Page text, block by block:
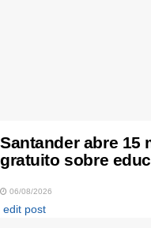
Santander abre 15
gratuito sobre
06/08/2026
edit post